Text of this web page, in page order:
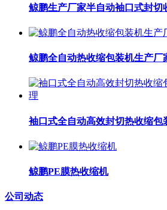
鲸鹏生产厂家半自动袖口式封切
鲸鹏全自动热收缩包装机生产厂
袖口式全自动高效封切热收缩包
鲸鹏PE膜热收缩机
公司动态